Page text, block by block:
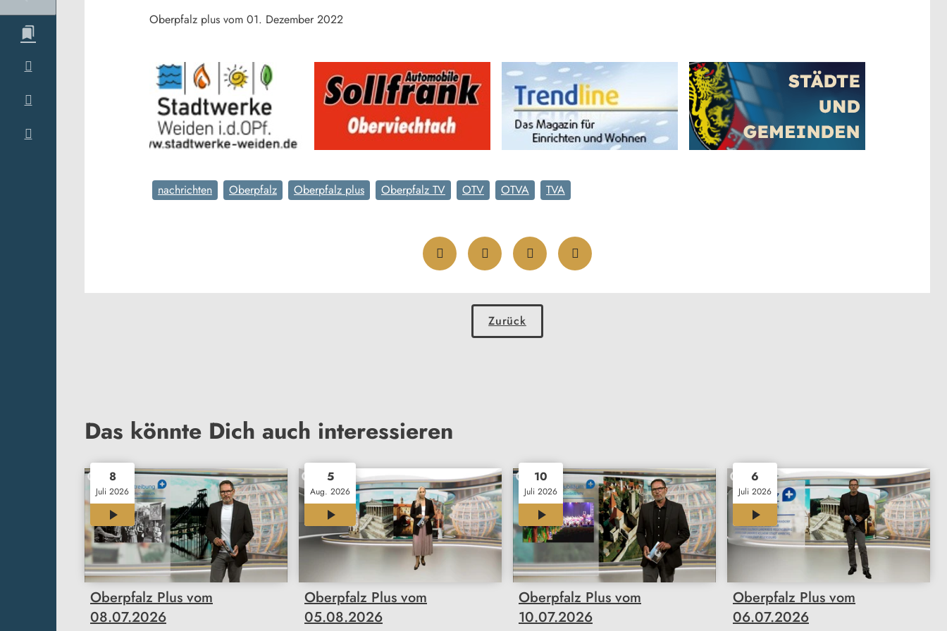
Oberpfalz plus vom 01. Dezember 2022
nachrichten Oberpfalz Oberpfalz plus Oberpfalz TV OTV OTVA TVA
Zurück
Das könnte Dich auch interessieren
8
Juli 2026
23:50
Oberpfalz Plus vom
08.07.2026
5
Aug. 2026
23:51
Oberpfalz Plus vom
05.08.2026
10
Juli 2026
23:51
Oberpfalz Plus vom
10.07.2026
6
Juli 2026
23:50
Oberpfalz Plus vom
06.07.2026